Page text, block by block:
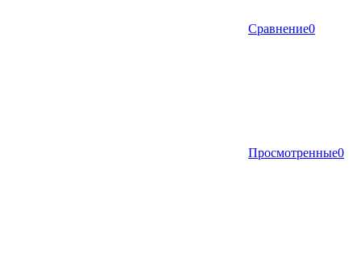
Сравнение0
Просмотренные0